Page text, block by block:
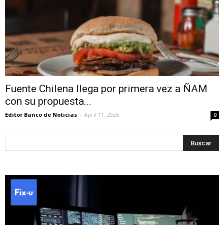
Fuente Chilena llega por primera vez a ÑAM
con su propuesta...
Editor Banco de Noticias - April 11, 2026 0